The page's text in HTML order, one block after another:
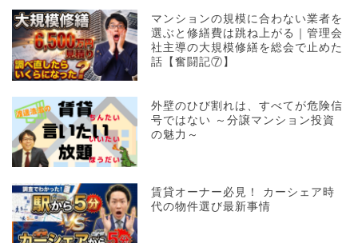
マンションの規模に合わない業者を
選ぶと修繕費は跳ね上がる｜管理会
社主導の大規模修繕を総会で止めた
話【奮闘記⑦】
外壁のひび割れは、すべてが危険信
号ではない ～分譲マンション投資
の魅力～
賃貸オーナー必見！ カーシェア時
代の物件選び最新事情